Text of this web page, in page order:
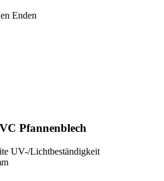
Enden
Pfannenblech
UV-/Lichtbeständigkeit